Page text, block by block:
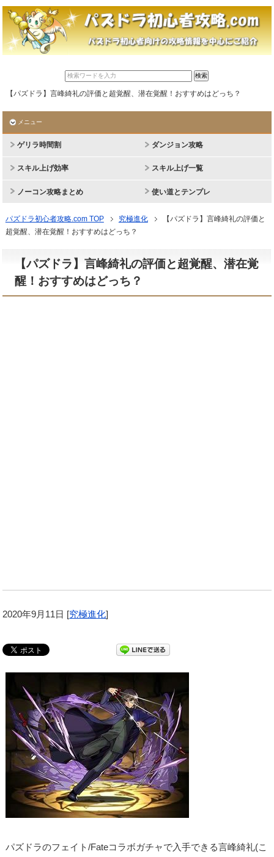
【パズドラ】言峰綺礼の評価と超覚醒、潜在覚醒！おすすめはどっち？
メニュー
ゲリラ時間割 ダンジョン攻略
スキル上げ効率 スキル上げ一覧
ノーコン攻略まとめ 使い道とテンプレ
パズドラ初心者攻略.com TOP 究極進化
【パズドラ】言峰綺礼の評価と
超覚醒、潜在覚醒！おすすめはどっち？
【パズドラ】言峰綺礼の評価と超覚醒、潜在覚
醒！おすすめはどっち？
2020年9月11日 [究極進化]
パズドラのフェイト/Fateコラボガチャで入手できる言峰綺礼(こ